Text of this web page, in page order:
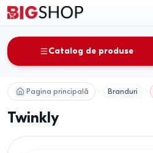
Catalog de produse
Pagina principală Branduri
Twinkly